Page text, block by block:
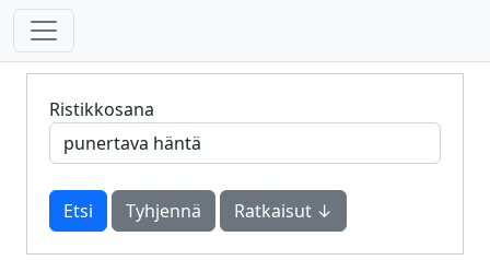
Ristikkosana
Tyhjennä Ratkaisut ↓